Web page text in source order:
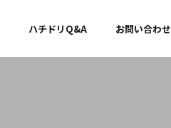
ハチドリQ&A お問い合わせ